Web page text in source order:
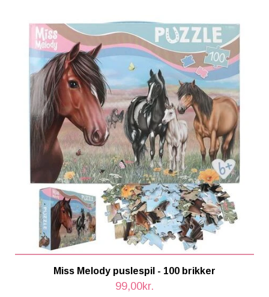
Miss Melody puslespil - 100 brikker
99,00kr.